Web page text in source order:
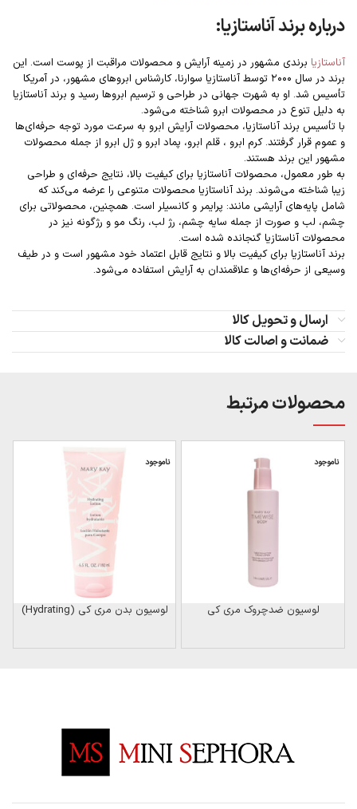
درباره برند آناستازیا:
آناستازیا برندی مشهور در زمینه آرایش و محصولات مراقبت از پوست است. این
برند در سال ۲۰۰۰ توسط آناستازیا سوارنا، کارشناس ابروهای مشهور، در آمریکا
تأسیس شد. او به شهرت جهانی در طراحی و ترسیم ابروها رسید و برند آناستازیا
به دلیل تنوع در محصولات ابرو شناخته می‌شود.
با تأسیس برند آناستازیا، محصولات آرایش ابرو به سرعت مورد توجه حرفه‌ای‌ها
و عموم قرار گرفتند. کرم ابرو ، قلم ابرو، پماد ابرو و ژل ابرو از جمله محصولات
مشهور این برند هستند.
به طور معمول، محصولات آناستازیا برای کیفیت بالا، نتایج حرفه‌ای و طراحی
زیبا شناخته می‌شوند. برند آناستازیا محصولات متنوعی را عرضه می‌کند که
شامل پایه‌های آرایشی مانند: پرایمر و کانسیلر است. همچنین، محصولاتی برای
چشم، لب و صورت از جمله سایه چشم، رژ لب، رنگ مو و رژگونه نیز در
محصولات آناستازیا گنجانده شده است.
برند آناستازیا برای کیفیت بالا و نتایج قابل اعتماد خود مشهور است و در طیف
وسیعی از حرفه‌ای‌ها و علاقمندان به آرایش استفاده می‌شود.
ارسال و تحویل کالا
ضمانت و اصالت کالا
محصولات مرتبط
ناموجود
لوسیون ضدچروک مری کی
ناموجود
لوسیون بدن مری کی (Hydrating)